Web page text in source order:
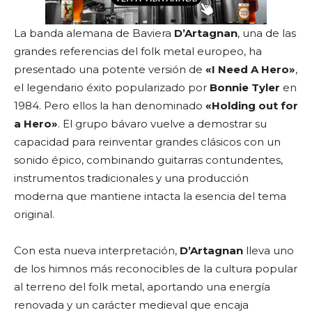
La banda alemana de Baviera D’Artagnan, una de las
grandes referencias del folk metal europeo, ha
presentado una potente versión de «I Need A Hero»,
el legendario éxito popularizado por Bonnie Tyler en
1984. Pero ellos la han denominado «Holding out for
a Hero». El grupo bávaro vuelve a demostrar su
capacidad para reinventar grandes clásicos con un
sonido épico, combinando guitarras contundentes,
instrumentos tradicionales y una producción
moderna que mantiene intacta la esencia del tema
original.
Con esta nueva interpretación, D’Artagnan lleva uno
de los himnos más reconocibles de la cultura popular
al terreno del folk metal, aportando una energía
renovada y un carácter medieval que encaja